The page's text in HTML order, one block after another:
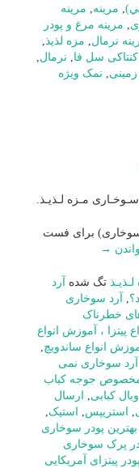
, مرینه, مرینه
, مرینه مرغ و پودر
نرمال, مزه لذیذ,
سل فا, نرمال,
, نمک ویژه
مـزه لـذیـذ.
برای فست
→
تگ شده
آرد
,
آرد سوخاری
خطرناک
پیتزا ، آموزش انواع
انواع ساندویچ,
آرد سوخاری نمی
مخصوص جوجه کباب
کبابی,
ارسال
, استریپس, استیک,
بهترین پودر سوخاری
پرک سوخاری
پودر پیتزای آمریکایی